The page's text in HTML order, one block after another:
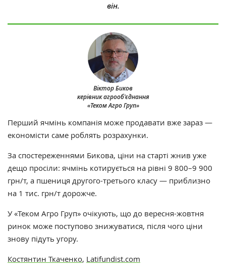
Віктор Биков
керівник агрооб'єднання
«Теком Агро Груп»
він.
Перший ячмінь компанія може продавати вже зараз —
економісти саме роблять розрахунки.
За спостереженнями Бикова, ціни на старті жнив уже
дещо просіли: ячмінь котирується на рівні 9 800–9 900
грн/т, а пшениця другого-третього класу — приблизно
на 1 тис. грн/т дорожче.
У «Теком Агро Груп» очікують, що до вересня-жовтня
ринок може поступово знижуватися, після чого ціни
знову підуть угору.
Костянтин Ткаченко, Latifundist.com